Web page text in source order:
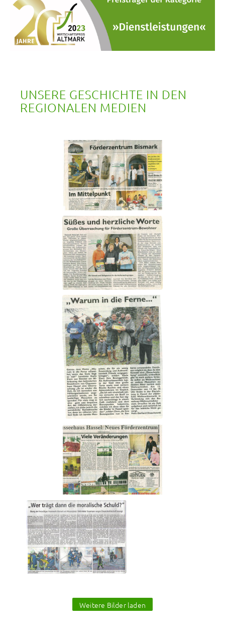
UNSERE GESCHICHTE IN DEN
REGIONALEN MEDIEN
Weitere Bilder laden